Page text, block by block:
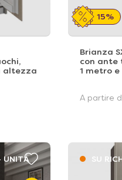
altezza
15%
Brianza
con ante
1 metro
A partire
UNITÁ SU